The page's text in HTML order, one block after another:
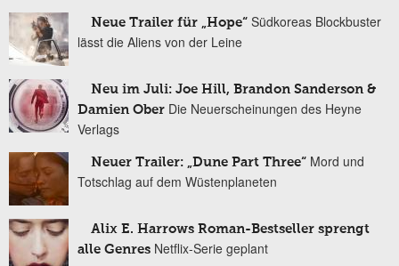
Neue Trailer für „Hope“ Südkoreas Blockbuster
lässt die Aliens von der Leine
Neu im Juli: Joe Hill, Brandon Sanderson &
Damien Ober Die Neuerscheinungen des Heyne
Verlags
Neuer Trailer: „Dune Part Three“ Mord und
Totschlag auf dem Wüstenplaneten
Alix E. Harrows Roman-Bestseller sprengt
alle Genres Netflix-Serie geplant